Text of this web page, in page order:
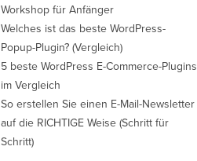
Workshop für Anfänger
Welches ist das beste WordPress-
Popup-Plugin? (Vergleich)
5 beste WordPress E-Commerce-Plugins
im Vergleich
So erstellen Sie einen E-Mail-Newsletter
auf die RICHTIGE Weise (Schritt für
Schritt)